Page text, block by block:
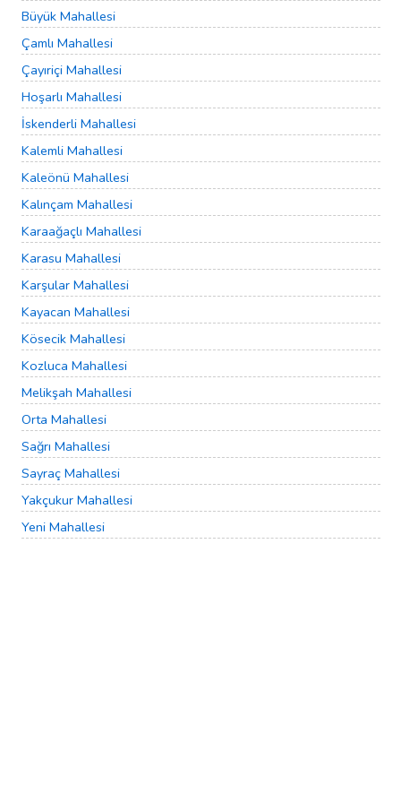
Büyük Mahallesi
Çamlı Mahallesi
Çayıriçi Mahallesi
Hoşarlı Mahallesi
İskenderli Mahallesi
Kalemli Mahallesi
Kaleönü Mahallesi
Kalınçam Mahallesi
Karaağaçlı Mahallesi
Karasu Mahallesi
Karşular Mahallesi
Kayacan Mahallesi
Kösecik Mahallesi
Kozluca Mahallesi
Melikşah Mahallesi
Orta Mahallesi
Sağrı Mahallesi
Sayraç Mahallesi
Yakçukur Mahallesi
Yeni Mahallesi